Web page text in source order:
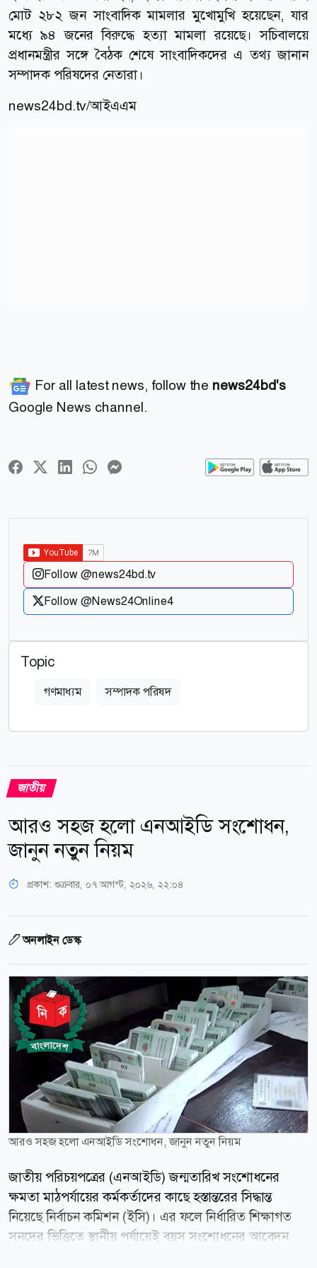
মোট ২৮২ জন সাংবাদিক মামলার মুখোমুখি হয়েছেন, যার
মধ্যে ৯৪ জনের বিরুদ্ধে হত্যা মামলা রয়েছে। সচিবালয়ে
প্রধানমন্ত্রীর সঙ্গে বৈঠক শেষে সাংবাদিকদের এ তথ্য জানান
সম্পাদক পরিষদের নেতারা।
news24bd.tv/আইএএম
For all latest news, follow the news24bd's
Google News channel.
Follow @news24bd.tv
Follow @News24Online4
Topic
গণমাধ্যম সম্পাদক পরিষদ
জাতীয়
আরও সহজ হলো এনআইডি সংশোধন,
জানুন নতুন নিয়ম
প্রকাশ: শুক্রবার, ০৭ আগস্ট, ২০২৬, ২২:০৪
অনলাইন ডেস্ক
আরও সহজ হলো এনআইডি সংশোধন, জানুন নতুন নিয়ম
জাতীয় পরিচয়পত্রের (এনআইডি) জন্মতারিখ সংশোধনের
ক্ষমতা মাঠপর্যায়ের কর্মকর্তাদের কাছে হস্তান্তরের সিদ্ধান্ত
নিয়েছে নির্বাচন কমিশন (ইসি)। এর ফলে নির্ধারিত শিক্ষাগত
সনদের ভিত্তিতে স্থানীয় পর্যায়েই বয়স সংশোধনের আবেদন